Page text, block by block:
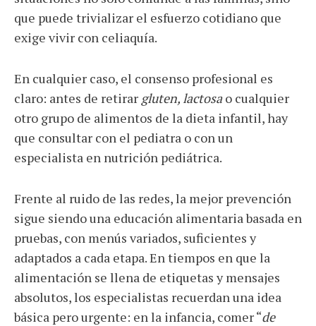
que puede trivializar el esfuerzo cotidiano que
exige vivir con celiaquía.
En cualquier caso, el consenso profesional es
claro: antes de retirar gluten, lactosao cualquier
otro grupo de alimentos de la dieta infantil, hay
que consultar con el pediatra o con un
especialista en nutrición pediátrica.
Frente al ruido de las redes, la mejor prevención
sigue siendo una educación alimentaria basada en
pruebas, con menús variados, suficientes y
adaptados a cada etapa. En tiempos en que la
alimentación se llena de etiquetas y mensajes
absolutos, los especialistas recuerdan una idea
básica pero urgente: en la infancia, comer “de